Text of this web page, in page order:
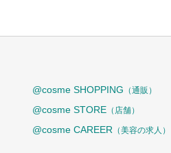
@cosme SHOPPING （通販）
@cosme STORE （店舗）
@cosme CAREER （美容の求人）